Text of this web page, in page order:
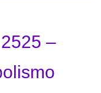
–